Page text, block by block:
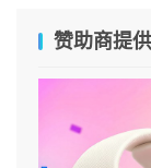
赞助商提供